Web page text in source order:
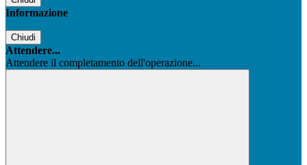
Informazione
Chiudi
Attendere...
Attendere il completamento dell'operazione...